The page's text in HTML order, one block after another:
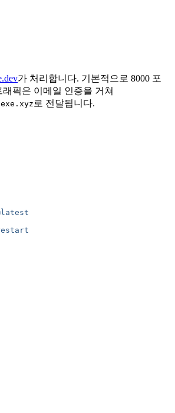
가 처리합니다. 기본적으로 8000 포
래픽은 이메일 인증을 거쳐
로 전달됩니다.